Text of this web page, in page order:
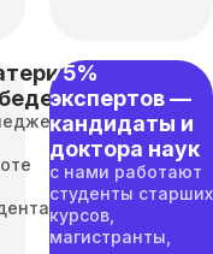
75%
экспертов —
кандидаты и
доктора наук
с нами работают
студенты старших
курсов,
магистранты,